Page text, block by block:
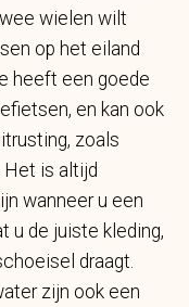
wielen wilt
op het eiland
heeft een goede
en kan ook
zoals
Het is altijd
wanneer u een
u de juiste kleding,
draagt.
zijn ook een